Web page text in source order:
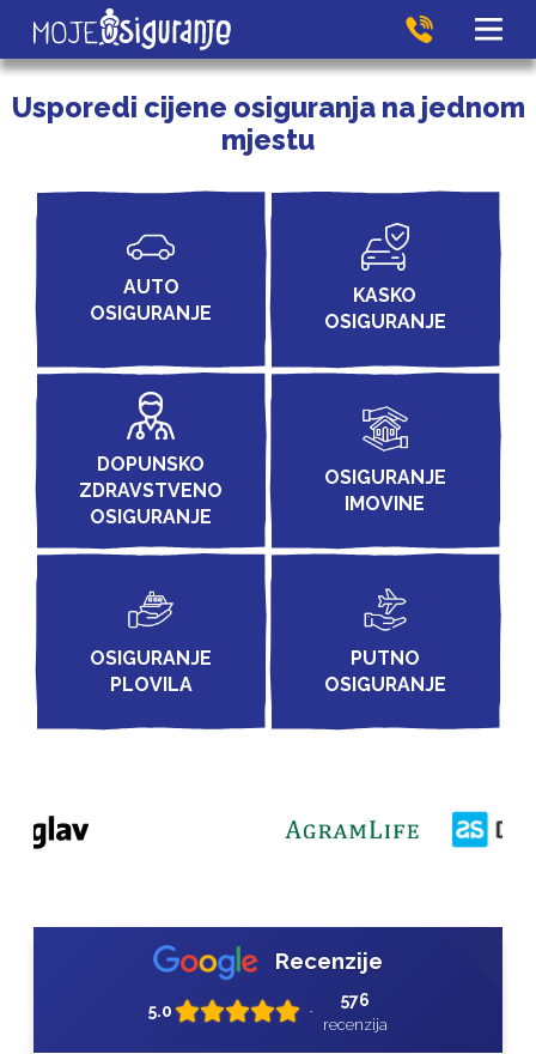
Usporedi cijene osiguranja na jednom
mjestu
AUTO
OSIGURANJE
KASKO
OSIGURANJE
DOPUNSKO
ZDRAVSTVENO
OSIGURANJE
OSIGURANJE
IMOVINE
OSIGURANJE
PLOVILA
PUTNO
OSIGURANJE
Recenzije
5.0 •
576
recenzija